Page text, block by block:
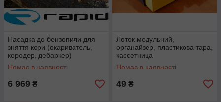
Насадка до бензопили для
зняття кори (окариватель,
кородер, дебаркер)
Немає в наявності
6 969 ₴
Лоток модульний,
органайзер, пластикова тара,
кассетница
Немає в наявності
49 ₴